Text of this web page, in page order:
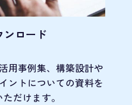
ンロード
用事例集、 構築設計や
ントについての資料を
だけます。